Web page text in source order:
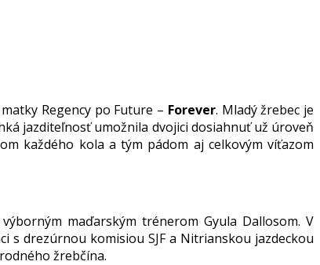
Regency po Future – Forever. Mladý žrebec je
jazditeľnosť umožnila dvojici dosiahnuť už úroveň
každého kola a tým pádom aj celkovým víťazom
maďarským trénerom Gyula Dallosom. V
drezúrnou komisiou SJF a Nitrianskou jazdeckou
žrebčína.